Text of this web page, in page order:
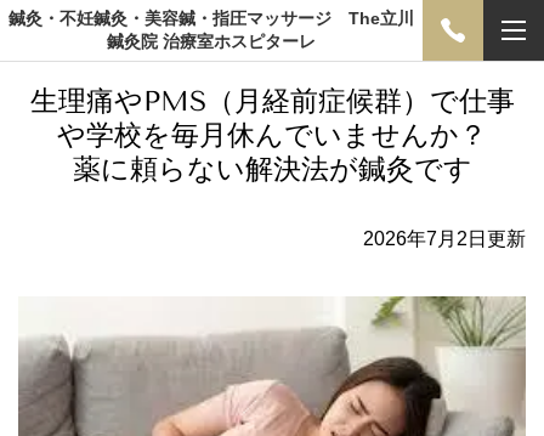
鍼灸・不妊鍼灸・美容鍼・指圧マッサージ The立川
鍼灸院 治療室ホスピターレ
生理痛やPMS（月経前症候群）で仕事
や学校を毎月休んでいませんか？
薬に頼らない解決法が鍼灸です
2026年7月2日更新